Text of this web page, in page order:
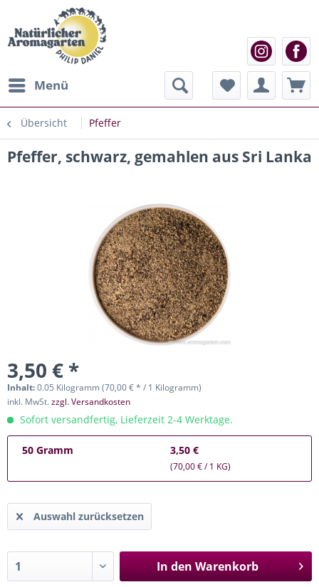
Menü
Übersicht Pfeffer
Pfeffer, schwarz, gemahlen aus Sri Lanka
3,50 € *
Inhalt:0.05 Kilogramm (70,00 € * / 1 Kilogramm)
inkl. MwSt.zzgl. Versandkosten
Sofort versandfertig, Lieferzeit 2-4 Werktage.
50 Gramm 3,50 €
(70,00 € / 1 KG)
Auswahl zurücksetzen
In den Warenkorb